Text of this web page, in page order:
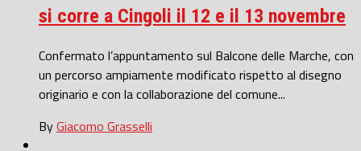
si corre a Cingoli il 12 e il 13 novembre
Confermato l’appuntamento sul Balcone delle Marche, con
un percorso ampiamente modificato rispetto al disegno
originario e con la collaborazione del comune...
ByGiacomo Grasselli